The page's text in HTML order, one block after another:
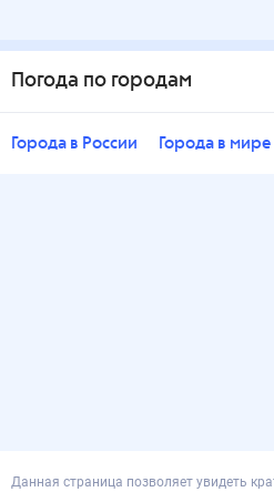
Погода по городам
Города в России Города в мире
Данная страница позволяет увидеть